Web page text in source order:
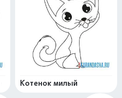
Котенок милый